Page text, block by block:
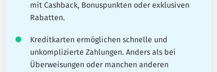
Entscheidung treffen können, die zu Ihren Finanzen passt.
mit Cashback, Bonuspunkten oder exklusiven
Rabatten.
Kreditkarten ermöglichen schnelle und
unkomplizierte Zahlungen. Anders als bei
Überweisungen oder manchen anderen